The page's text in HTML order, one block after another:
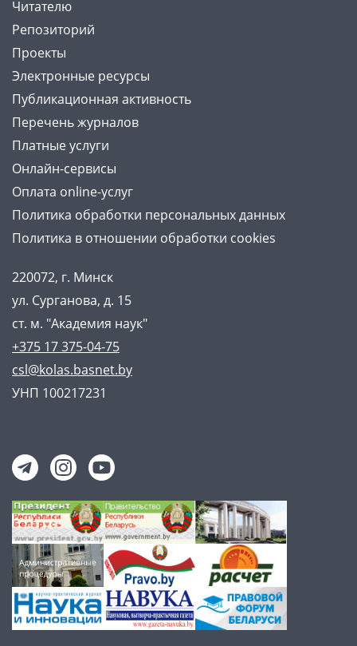
Читателю
Репозиторий
Проекты
Электронные ресурсы
Публикационная активность
Перечень журналов
Платные услуги
Онлайн-сервисы
Оплата online-услуг
Политика обработки персональных данных
Политика в отношении обработки cookies
220072, г. Минск
ул. Сурганова, д. 15
ст. м. "Академия наук"
+375 17 375-04-75
csl@kolas.basnet.by
УНП 100217231